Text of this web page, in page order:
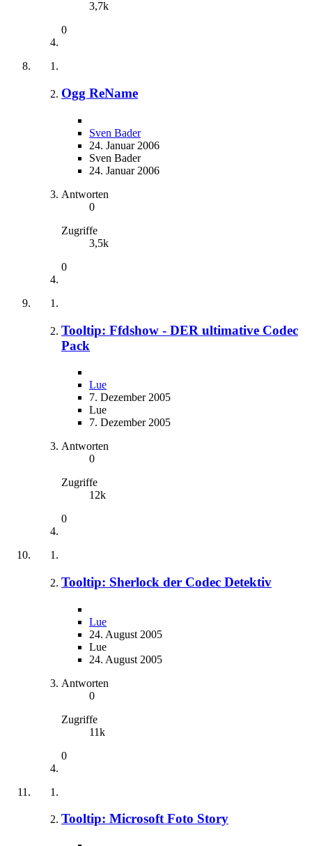
3,7k
0
Ogg ReName
Sven Bader
24. Januar 2006
Sven Bader
24. Januar 2006
Antworten
0
Zugriffe
3,5k
0
Tooltip: Ffdshow - DER ultimative Codec
Pack
Lue
7. Dezember 2005
Lue
7. Dezember 2005
Antworten
0
Zugriffe
12k
0
Tooltip: Sherlock der Codec Detektiv
Lue
24. August 2005
Lue
24. August 2005
Antworten
0
Zugriffe
11k
0
Tooltip: Microsoft Foto Story